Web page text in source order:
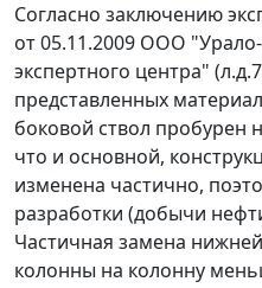
Согласно заключению
от 05.11.2009 ООО
экспертного центра"
представленных
боковой ствол пробурен
что и основной,
изменена частично,
разработки (добычи
Частичная замена
колонны на колонну